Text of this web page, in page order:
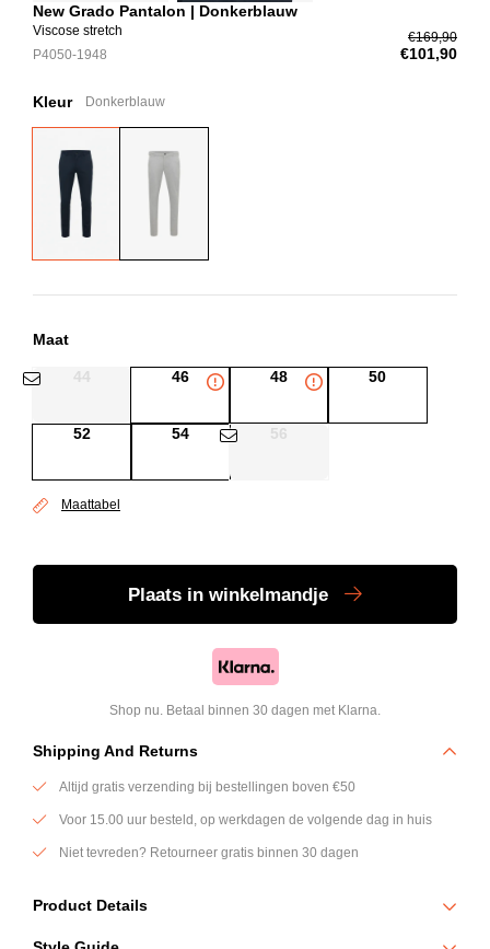
New Grado Pantalon | Donkerblauw
Viscose stretch
P4050-1948
€169,90
€101,90
Kleur Donkerblauw
Maat
44 46 48 50
52 54 56
Maattabel
Plaats in winkelmandje
Shop nu. Betaal binnen 30 dagen met Klarna.
Shipping And Returns
Altijd gratis verzending bij bestellingen boven €50
Voor 15.00 uur besteld, op werkdagen de volgende dag in huis
Niet tevreden? Retourneer gratis binnen 30 dagen
Product Details
De New Grado pantalon van Genti is een moderne essential met een